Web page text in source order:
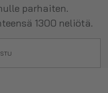
parhaiten.
1300 neliötä.